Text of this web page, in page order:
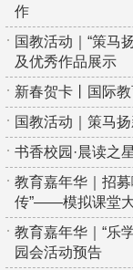
作
国教活动｜“策马
及优秀作品展示
新春贺卡丨国际
国教活动｜策马
书香校园·晨读之
教育嘉年华｜招
传”——模拟课堂
教育嘉年华｜“乐
园会活动预告